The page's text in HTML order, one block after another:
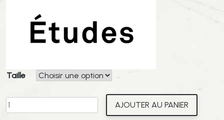
Taille
quantité
de
AJOUTER AU PANIER